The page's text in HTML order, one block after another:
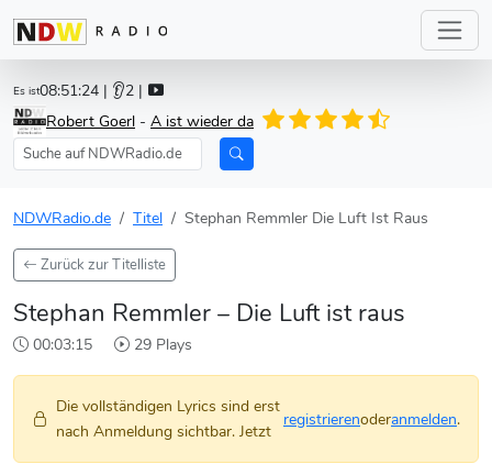
Es ist08:51:24 | 👂2 |
Robert Goerl - A ist wieder da
NDWRadio.de Titel Stephan Remmler Die Luft Ist Raus
Zurück zur Titelliste
Stephan Remmler – Die Luft ist raus
00:03:15 29 Plays
Die vollständigen Lyrics sind erst
nach Anmeldung sichtbar. Jetzt
registrierenoderanmelden.